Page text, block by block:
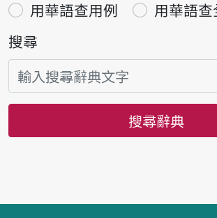
用華語查用例
用華語
搜尋
搜尋辭典